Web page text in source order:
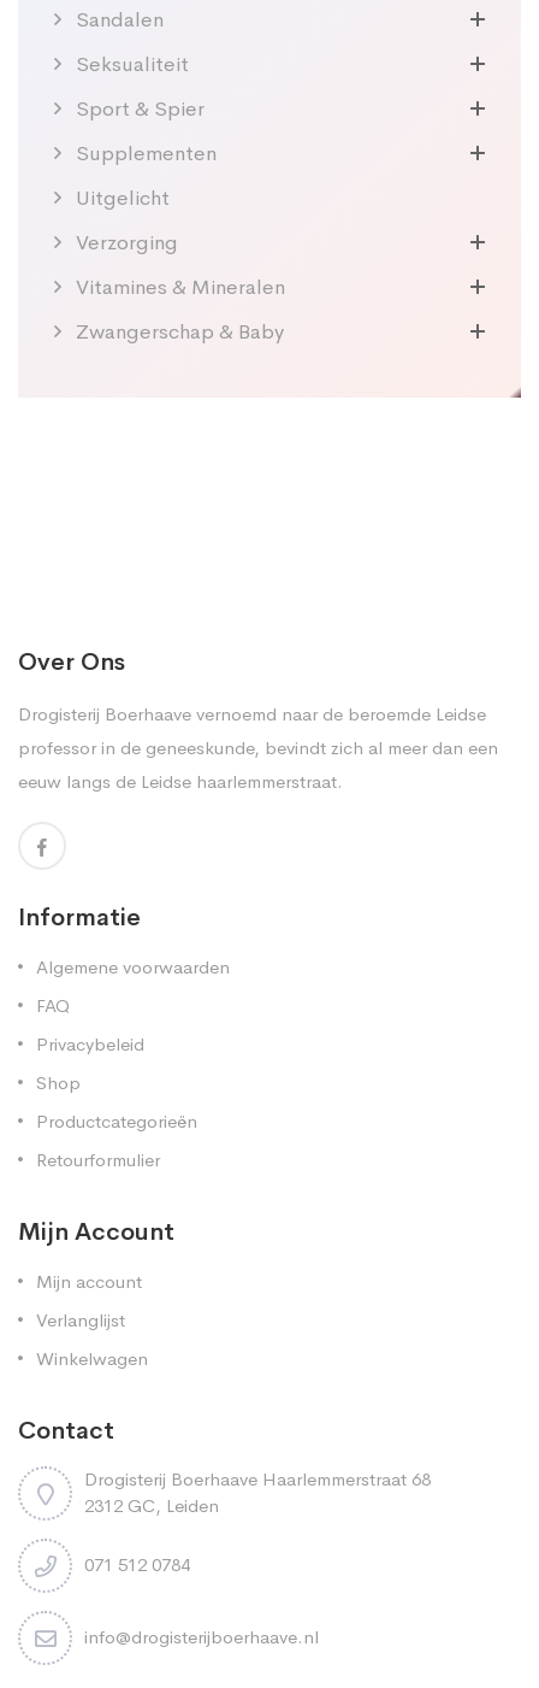
Sandalen
Seksualiteit
Sport & Spier
Supplementen
Uitgelicht
Verzorging
Vitamines & Mineralen
Zwangerschap & Baby
Over Ons
Drogisterij Boerhaave vernoemd naar de beroemde Leidse
professor in de geneeskunde, bevindt zich al meer dan een
eeuw langs de Leidse haarlemmerstraat.
Informatie
Algemene voorwaarden
FAQ
Privacybeleid
Shop
Productcategorieën
Retourformulier
Mijn Account
Mijn account
Verlanglijst
Winkelwagen
Contact
Drogisterij Boerhaave Haarlemmerstraat 68
2312 GC, Leiden
071 512 0784
info@drogisterijboerhaave.nl